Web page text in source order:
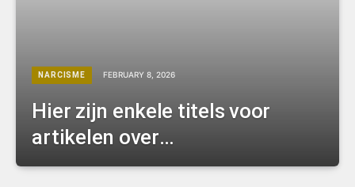
NARCISME FEBRUARY 8, 2026
Hier zijn enkele titels voor
artikelen over
zelfabsorptie in het